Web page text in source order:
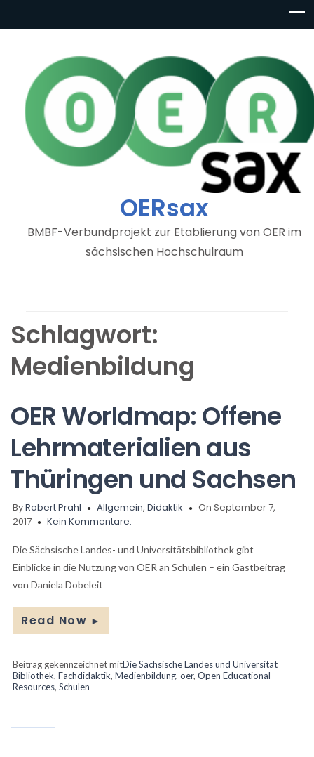
OERsax
BMBF-Verbundprojekt zur Etablierung von OER im
sächsischen Hochschulraum
Schlagwort:
Medienbildung
OER Worldmap: Offene
Lehrmaterialien aus
Thüringen und Sachsen
ByRobert Prahl Allgemein, Didaktik
On September 7,
2017
Kein Kommentare.
Die Sächsische Landes- und Universitätsbibliothek gibt
Einblicke in die Nutzung von OER an Schulen – ein Gastbeitrag
von Daniela Dobeleit
Read Now ►
Beitrag gekennzeichnet mitDie Sächsische Landes und Universität
Bibliothek, Fachdidaktik, Medienbildung, oer, Open Educational
Resources, Schulen